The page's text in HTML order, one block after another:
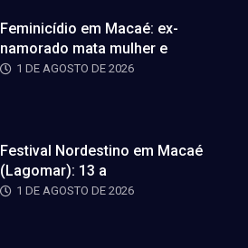
Feminicídio em Macaé: ex-
namorado mata mulher e
1 DE AGOSTO DE 2026
Festival Nordestino em Macaé
(Lagomar): 13 a
1 DE AGOSTO DE 2026